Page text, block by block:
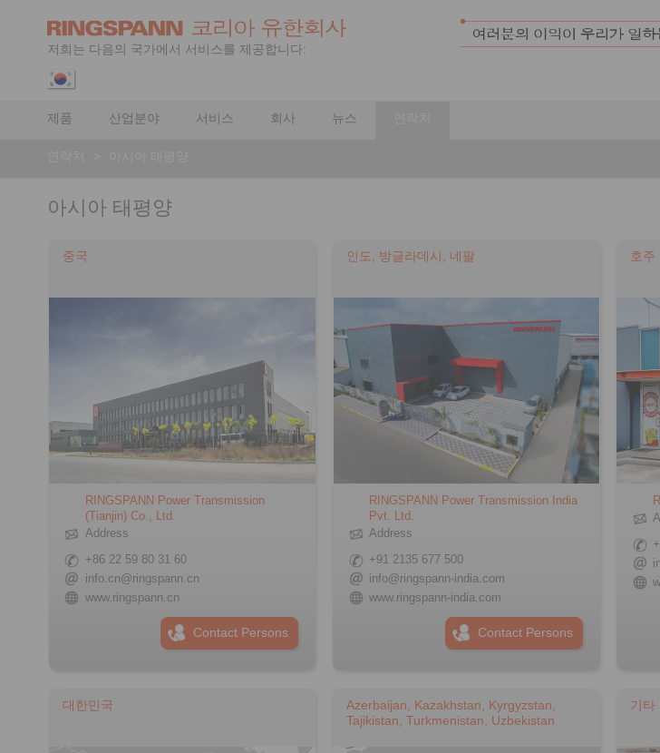
저희는 다음의 국가에서 서비스를 제공합니다:
제품 산업분야 서비스 회사 뉴스
아시아 태평양
중국
RINGSPANN Power Transmission
(Tianjin) Co., Ltd.
Address
+86 22 59 80 31 60
info.cn@ringspann.cn
www.ringspann.cn
Contact Persons
인도, 방글라데시, 네팔
RINGSPANN Power Transmission India
Pvt. Ltd.
Address
+91 2135 677 500
info@ringspann-india.com
www.ringspann-india.com
Contact Persons
호주
대한민국
Azerbaijan, Kazakhstan, Kyrgyzstan,
Tajikistan, Turkmenistan, Uzbekistan
기타